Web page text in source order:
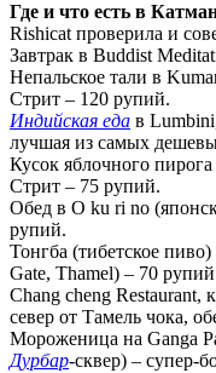
Где и что есть в
Rishicat проверила и
Завтрак в Buddist
Непальское тали в
Стрит – 120 рупий.
Индийская еда в
лучшая из самых
Кусок яблочного
Стрит – 75 рупий.
Обед в O ku ri no
рупий.
Тонгба (тибетское
Gate, Thamel) – 70
Chang cheng Restaurant,
север от Тамель чока,
Мороженица на Ganga
Дурбар-сквер) – супер-